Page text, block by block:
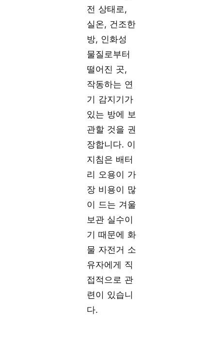
전 상태로,
실온, 건조한
방, 인화성
물질로부터
떨어진 곳,
작동하는 연
기 감지기가
있는 방에 보
관할 것을 권
장합니다. 이
지침은 배터
리 오용이 가
장 비용이 많
이 드는 겨울
보관 실수이
기 때문에 화
물 자전거 소
유자에게 직
접적으로 관
련이 있습니
다.